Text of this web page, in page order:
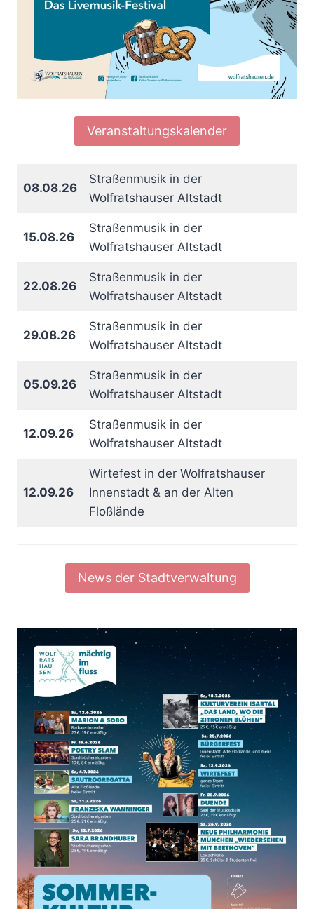
Veranstaltungskalender
08.08.26
Straßenmusik in der
Wolfratshauser Altstadt
15.08.26
Straßenmusik in der
Wolfratshauser Altstadt
22.08.26
Straßenmusik in der
Wolfratshauser Altstadt
29.08.26
Straßenmusik in der
Wolfratshauser Altstadt
05.09.26
Straßenmusik in der
Wolfratshauser Altstadt
12.09.26
Straßenmusik in der
Wolfratshauser Altstadt
12.09.26
Wirtefest in der Wolfratshauser
Innenstadt & an der Alten
Floßlände
News der Stadtverwaltung